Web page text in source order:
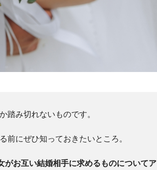
踏み切れないものです。
前にぜひ知っておきたいところ。
がお互い結婚相手に求めるものについてア